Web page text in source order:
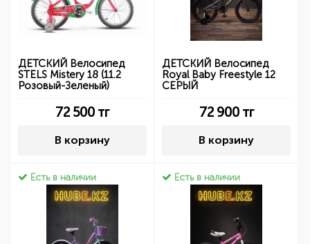
ДЕТСКИЙ Велосипед
STELS Mistery 18 (11.2
Розовый-Зеленый)
72 500 тг
В корзину
ДЕТСКИЙ Велосипед
Royal Baby Freestyle 12
СЕРЫЙ
72 900тг
В корзину
Есть в наличии Есть в наличии